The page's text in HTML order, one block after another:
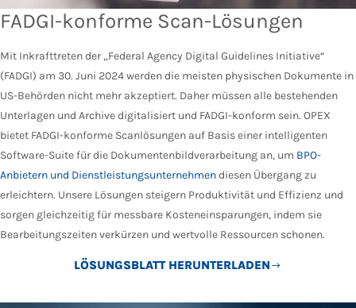
FADGI-konforme Scan-Lösungen
Mit Inkrafttreten der „Federal Agency Digital Guidelines Initiative“
(FADGI) am 30. Juni 2024 werden die meisten physischen Dokumente in
US-Behörden nicht mehr akzeptiert. Daher müssen alle bestehenden
Unterlagen und Archive digitalisiert und FADGI-konform sein. OPEX
bietet FADGI-konforme Scanlösungen auf Basis einer intelligenten
Software-Suite für die Dokumentenbildverarbeitung an, um BPO-
Anbietern und Dienstleistungsunternehmendiesen Übergang zu
erleichtern. Unsere Lösungen steigern Produktivität und Effizienz und
sorgen gleichzeitig für messbare Kosteneinsparungen, indem sie
Bearbeitungszeiten verkürzen und wertvolle Ressourcen schonen.
LÖSUNGSBLATT HERUNTERLADEN